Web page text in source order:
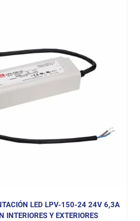
LED LPV-150-24 24V 6,3A
INTERIORES Y EXTERIORES